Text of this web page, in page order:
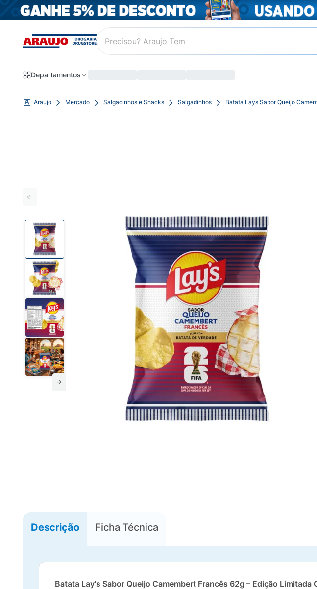
Departamentos
Araujo Mercado Salgadinhos e Snacks Salgadinhos Batata Lays Sabor Queijo
Descrição Ficha Técnica
Batata Lay's Sabor Queijo Camembert Francês 62g – Edição Limitada